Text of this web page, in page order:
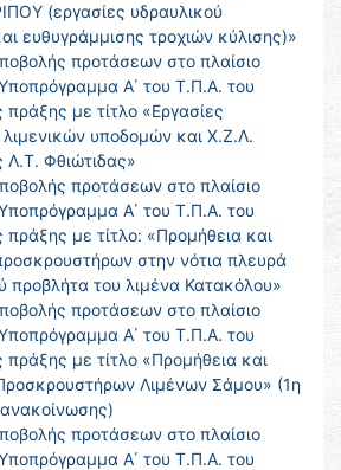
(εργασίες υδραυλικού
ευθυγράμμισης τροχιών κύλισης)»
προτάσεων στο πλαίσιο
Α΄ του Τ.Π.Α. του
με τίτλο «Εργασίες
υποδομών και Χ.Ζ.Λ.
Λ.Τ. Φθιώτιδας»
προτάσεων στο πλαίσιο
Α΄ του Τ.Π.Α. του
με τίτλο: «Προμήθεια και
στην νότια πλευρά
προβλήτα του λιμένα Κατακόλου»
προτάσεων στο πλαίσιο
Α΄ του Τ.Π.Α. του
με τίτλο «Προμήθεια και
Λιμένων Σάμου» (1η
προτάσεων στο πλαίσιο
Α΄ του Τ.Π.Α. του